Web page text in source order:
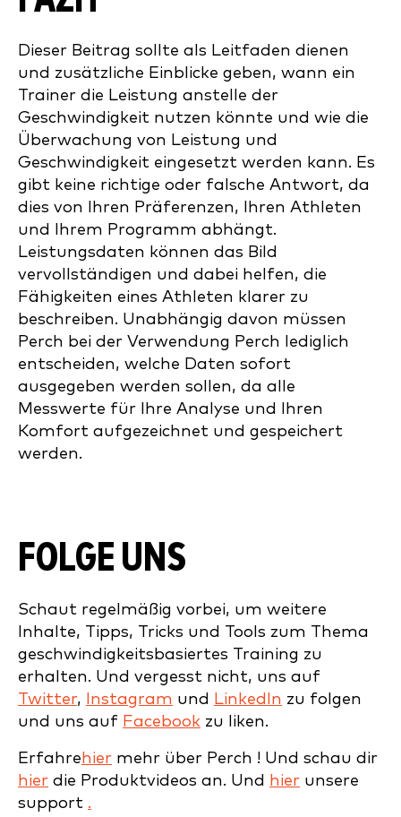
Dieser Beitrag sollte als Leitfaden dienen
und zusätzliche Einblicke geben, wann ein
Trainer die Leistung anstelle der
Geschwindigkeit nutzen könnte und wie die
Überwachung von Leistung und
Geschwindigkeit eingesetzt werden kann. Es
gibt keine richtige oder falsche Antwort, da
dies von Ihren Präferenzen, Ihren Athleten
und Ihrem Programm abhängt.
Leistungsdaten können das Bild
vervollständigen und dabei helfen, die
Fähigkeiten eines Athleten klarer zu
beschreiben. Unabhängig davon müssen
Perch bei der Verwendung Perch lediglich
entscheiden, welche Daten sofort
ausgegeben werden sollen, da alle
Messwerte für Ihre Analyse und Ihren
Komfort aufgezeichnet und gespeichert
werden.
FOLGE UNS
Schaut regelmäßig vorbei, um weitere
Inhalte, Tipps, Tricks und Tools zum Thema
geschwindigkeitsbasiertes Training zu
erhalten. Und vergesst nicht, uns auf
Twitter, Instagram und LinkedIn zu folgen
und uns auf Facebook zu liken.
Erfahre hier mehr über Perch ! Und schau dir
hier die Produktvideos an. Und hier unsere
support .